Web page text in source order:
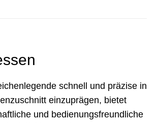
schnell und präzise in
einzuprägen, bietet
und bedienungsfreundliche